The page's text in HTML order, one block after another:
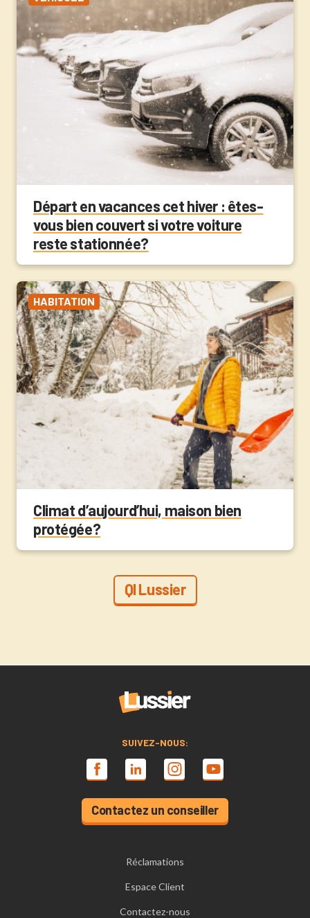
Départ en vacances cet hiver : êtes-
vous bien couvert si votre voiture
reste stationnée?
HABITATION
Climat d’aujourd’hui, maison bien
protégée?
QI Lussier
SUIVEZ-NOUS:
Contactez un conseiller
Réclamations
Espace Client
Contactez-nous